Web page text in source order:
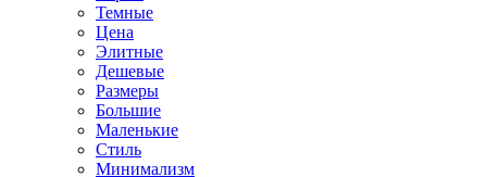
Темные
Цена
Элитные
Дешевые
Размеры
Большие
Маленькие
Стиль
Минимализм